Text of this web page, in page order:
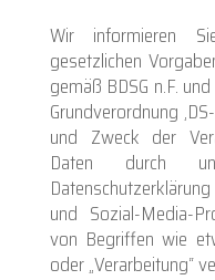
Wir informieren
gesetzlichen
gemäß BDSG n.F.
Grundverordnung
und Zweck der
Daten durch
und Sozial-Media-
von Begriffen wie
oder „Verarbeitung“